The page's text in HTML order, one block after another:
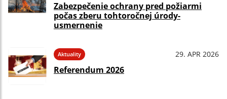
Zabezpečenie ochrany pred požiarmi
počas zberu tohtoročnej úrody-
usmernenie
Aktuality 29. APR 2026
Referendum 2026